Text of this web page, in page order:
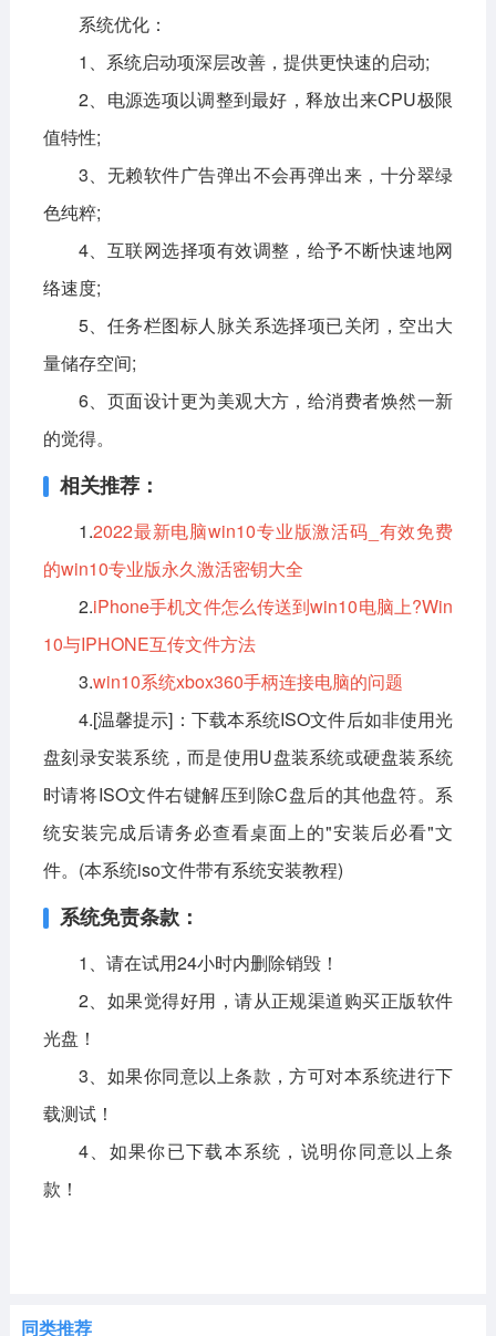
系统优化：
1、系统启动项深层改善，提供更快速的启动;
2、电源选项以调整到最好，释放出来CPU极限
值特性;
3、无赖软件广告弹出不会再弹出来，十分翠绿
色纯粹;
4、互联网选择项有效调整，给予不断快速地网
络速度;
5、任务栏图标人脉关系选择项已关闭，空出大
量储存空间;
6、页面设计更为美观大方，给消费者焕然一新
的觉得。
相关推荐：
1.2022最新电脑win10专业版激活码_有效免费
的win10专业版永久激活密钥大全
2.iPhone手机文件怎么传送到win10电脑上?Win
10与IPHONE互传文件方法
3.win10系统xbox360手柄连接电脑的问题
4.[温馨提示]：下载本系统ISO文件后如非使用光
盘刻录安装系统，而是使用U盘装系统或硬盘装系统
时请将ISO文件右键解压到除C盘后的其他盘符。系
统安装完成后请务必查看桌面上的"安装后必看"文
件。(本系统iso文件带有系统安装教程)
系统免责条款：
1、请在试用24小时内删除销毁！
2、如果觉得好用，请从正规渠道购买正版软件
光盘！
3、如果你同意以上条款，方可对本系统进行下
载测试！
4、如果你已下载本系统，说明你同意以上条
款！
同类推荐